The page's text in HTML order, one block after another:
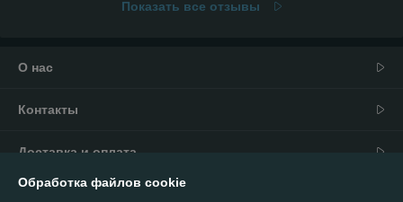
Показать все отзывы
О нас
Контакты
Доставка и оплата
График работы
Обработка файлов cookie